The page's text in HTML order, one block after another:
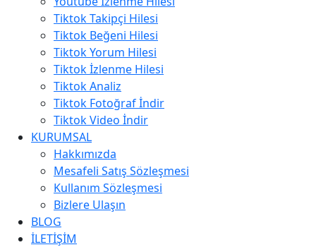
Tiktok Takipçi Hilesi
Tiktok Beğeni Hilesi
Tiktok Yorum Hilesi
Tiktok İzlenme Hilesi
Tiktok Analiz
Tiktok Fotoğraf İndir
Tiktok Video İndir
KURUMSAL
Hakkımızda
Mesafeli Satış Sözleşmesi
Kullanım Sözleşmesi
Bizlere Ulaşın
BLOG
İLETİŞİM